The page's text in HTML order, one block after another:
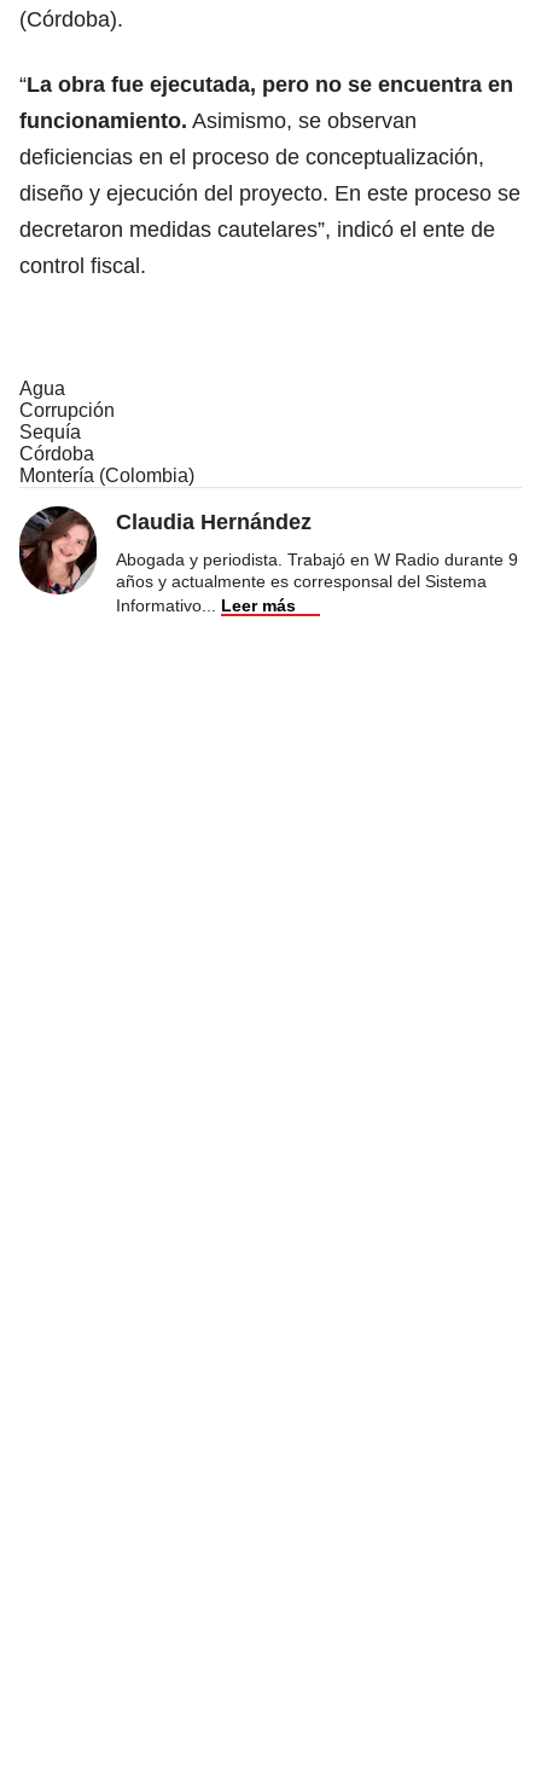
(Córdoba).
“La obra fue ejecutada, pero no se encuentra en
funcionamiento. Asimismo, se observan
deficiencias en el proceso de conceptualización,
diseño y ejecución del proyecto. En este proceso se
decretaron medidas cautelares”, indicó el ente de
control fiscal.
Agua
Corrupción
Sequía
Córdoba
Montería (Colombia)
Claudia Hernández
Abogada y periodista. Trabajó en W Radio durante 9
años y actualmente es corresponsal del Sistema
Informativo
Leer más